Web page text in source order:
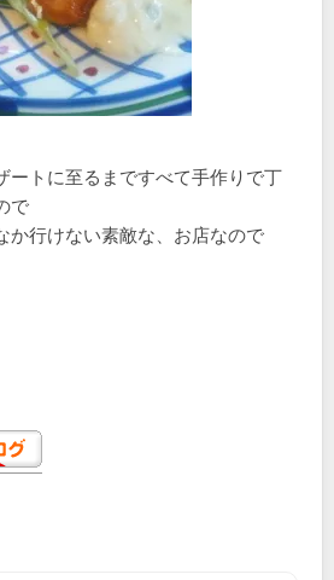
ートに至るまですべて手作りで丁
で
か行けない素敵な、お店なので